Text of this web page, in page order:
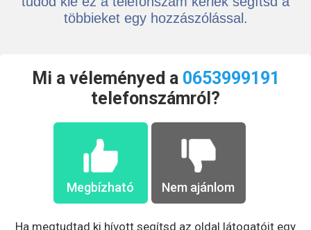
többieket egy hozzászólással.
Mi a véleményed a 0653999191
telefonszámról?
Megbízható Nem ajánlom
Ha megtudtad ki hívott segítsd az oldal látogatóit egy